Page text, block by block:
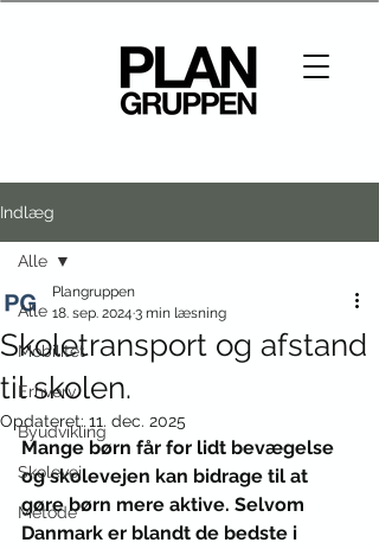
Indlæg
Alle
Mobilitet
Erhverv
Byudvikling
Skolevej
Metode
Alle
Skoletransport og afstand
til skolen.
Plangruppen
18. sep. 2024 3 min læsning
Opdateret:11. dec. 2025
Mange børn får for lidt bevægelse
og skolevejen kan bidrage til at
gøre børn mere aktive. Selvom
Danmark er blandt de bedste i